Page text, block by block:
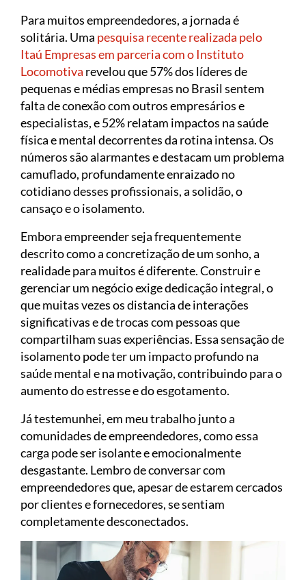
Para muitos empreendedores, a jornada é
solitária. Uma pesquisa recente realizada pelo
Itaú Empresas em parceria com o Instituto
Locomotiva revelou que 57% dos líderes de
pequenas e médias empresas no Brasil sentem
falta de conexão com outros empresários e
especialistas, e 52% relatam impactos na saúde
física e mental decorrentes da rotina intensa. Os
números são alarmantes e destacam um problema
camuflado, profundamente enraizado no
cotidiano desses profissionais, a solidão, o
cansaço e o isolamento.
Embora empreender seja frequentemente
descrito como a concretização de um sonho, a
realidade para muitos é diferente. Construir e
gerenciar um negócio exige dedicação integral, o
que muitas vezes os distancia de interações
significativas e de trocas com pessoas que
compartilham suas experiências. Essa sensação de
isolamento pode ter um impacto profundo na
saúde mental e na motivação, contribuindo para o
aumento do estresse e do esgotamento.
Já testemunhei, em meu trabalho junto a
comunidades de empreendedores, como essa
carga pode ser isolante e emocionalmente
desgastante. Lembro de conversar com
empreendedores que, apesar de estarem cercados
por clientes e fornecedores, se sentiam
completamente desconectados.